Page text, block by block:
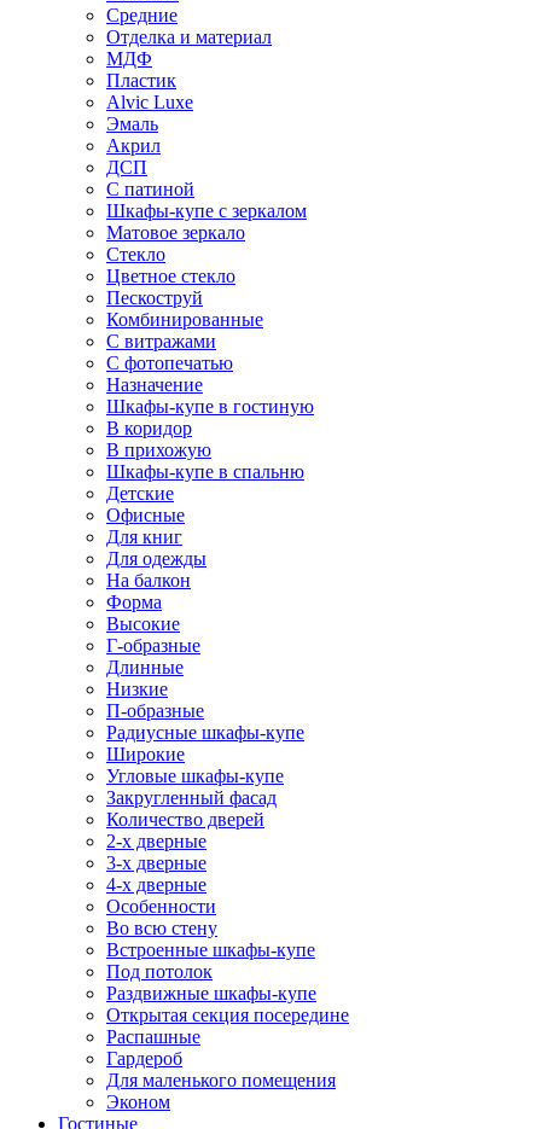
Средние
Отделка и материал
МДФ
Пластик
Alvic Luxe
Эмаль
Акрил
ДСП
С патиной
Шкафы-купе с зеркалом
Матовое зеркало
Стекло
Цветное стекло
Пескоструй
Комбинированные
С витражами
С фотопечатью
Назначение
Шкафы-купе в гостиную
В коридор
В прихожую
Шкафы-купе в спальню
Детские
Офисные
Для книг
Для одежды
На балкон
Форма
Высокие
Г-образные
Длинные
Низкие
П-образные
Радиусные шкафы-купе
Широкие
Угловые шкафы-купе
Закругленный фасад
Количество дверей
2-х дверные
3-х дверные
4-х дверные
Особенности
Во всю стену
Встроенные шкафы-купе
Под потолок
Раздвижные шкафы-купе
Открытая секция посередине
Распашные
Гардероб
Для маленького помещения
Эконом
Гостиные